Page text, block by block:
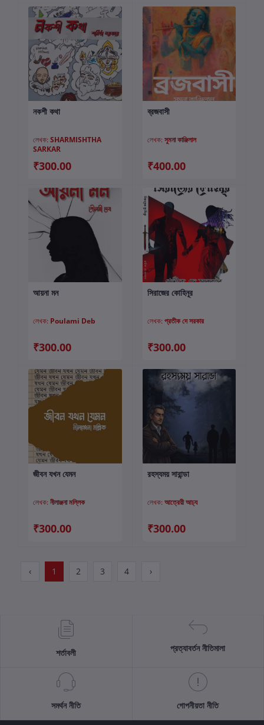
কার্টে যোগ করুন
নকশী কথা
লেখক: SHARMISHTHA
SARKAR
₹300.00
ব্রজবাসী
লেখক: সুমনা কাঞ্জিলাল
₹400.00
কার্টে যোগ করুন
আয়না মন
লেখক: Poulami Deb
₹300.00
কার্টে যোগ করুন
সিরাজের কোহিনূর
লেখক: প্রতীক দে সরকার
₹300.00
কার্টে যোগ করুন
জীবন যখন যেমন
লেখক: নীলাঞ্জনা মল্লিক
₹300.00
কার্টে যোগ করুন
রহস্যময় সারান্ডা
লেখক: আত্রেয়ী আঢ্য
₹300.00
‹ 1 2 3 4 ›
শর্তাবলী প্রত্যাবর্তন নীতিমালা
সমর্থন নীতি গোপনীয়তা নীতি